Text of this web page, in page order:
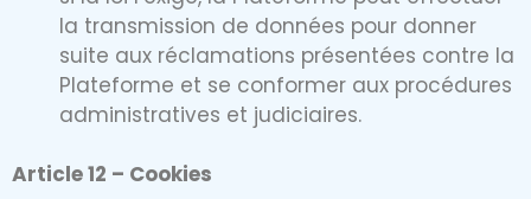
la transmission de données pour donner
suite aux réclamations présentées contre la
Plateforme et se conformer aux procédures
administratives et judiciaires.
Article 12 – Cookies